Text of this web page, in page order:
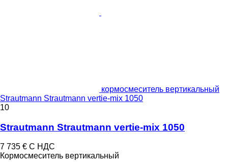
кормосмеситель вертикальный
Strautmann Strautmann vertie-mix 1050
10
Strautmann Strautmann vertie-mix 1050
7 735 € С НДС
Кормосмеситель вертикальный